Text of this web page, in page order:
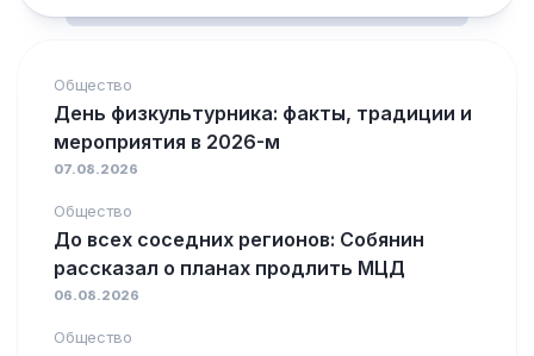
Общество
День физкультурника: факты, традиции и
мероприятия в 2026-м
07.08.2026
Общество
До всех соседних регионов: Собянин
рассказал о планах продлить МЦД
06.08.2026
Общество